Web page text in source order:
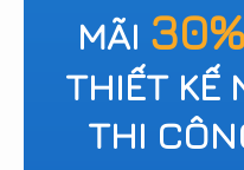
MÃI
THIẾT KẾ
THI